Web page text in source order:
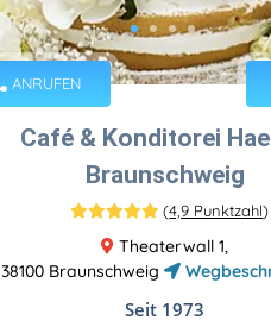
ANRUFEN
Café & Konditorei
Braunschweig
(4,9 Punktzahl)
Theaterwall 1,
38100 Braunschweig
Seit 1973